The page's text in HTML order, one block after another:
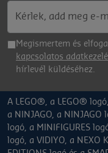
Megismertem és
kapcsolatos
hírlevél küldéséhez.
A LEGO®, a LEGO®
a NINJAGO, a NINJAGO
logó, a MINIFIGURES
logó, a VIDIYO, a NEXO